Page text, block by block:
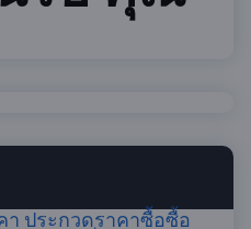
า ประกวดราคาซื้อซื้อ